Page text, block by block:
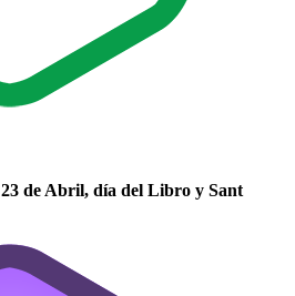
de Abril, día del Libro y Sant